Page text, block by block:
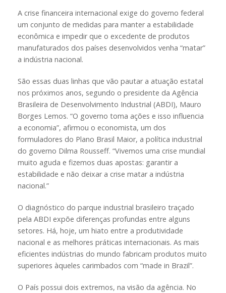
A crise financeira internacional exige do governo federal
um conjunto de medidas para manter a estabilidade
econômica e impedir que o excedente de produtos
manufaturados dos países desenvolvidos venha “matar”
a indústria nacional.
São essas duas linhas que vão pautar a atuação estatal
nos próximos anos, segundo o presidente da Agência
Brasileira de Desenvolvimento Industrial (ABDI), Mauro
Borges Lemos. “O governo toma ações e isso influencia
a economia”, afirmou o economista, um dos
formuladores do Plano Brasil Maior, a política industrial
do governo Dilma Rousseff. “Vivemos uma crise mundial
muito aguda e fizemos duas apostas: garantir a
estabilidade e não deixar a crise matar a indústria
nacional.”
O diagnóstico do parque industrial brasileiro traçado
pela ABDI expõe diferenças profundas entre alguns
setores. Há, hoje, um hiato entre a produtividade
nacional e as melhores práticas internacionais. As mais
eficientes indústrias do mundo fabricam produtos muito
superiores àqueles carimbados com “made in Brazil”.
O País possui dois extremos, na visão da agência. No